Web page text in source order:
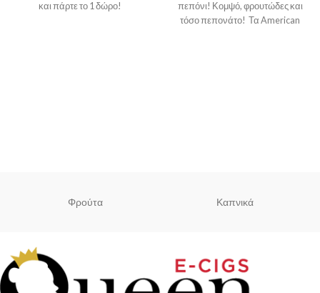
και πάρτε το 1 δώρο!
πεπόνι! Κομψό, φρουτώδες και
τόσο πεπονάτο! Τα American
Φρούτα Καπνικά